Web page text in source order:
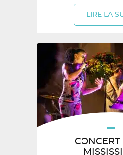
LIRE LA
CONCERT